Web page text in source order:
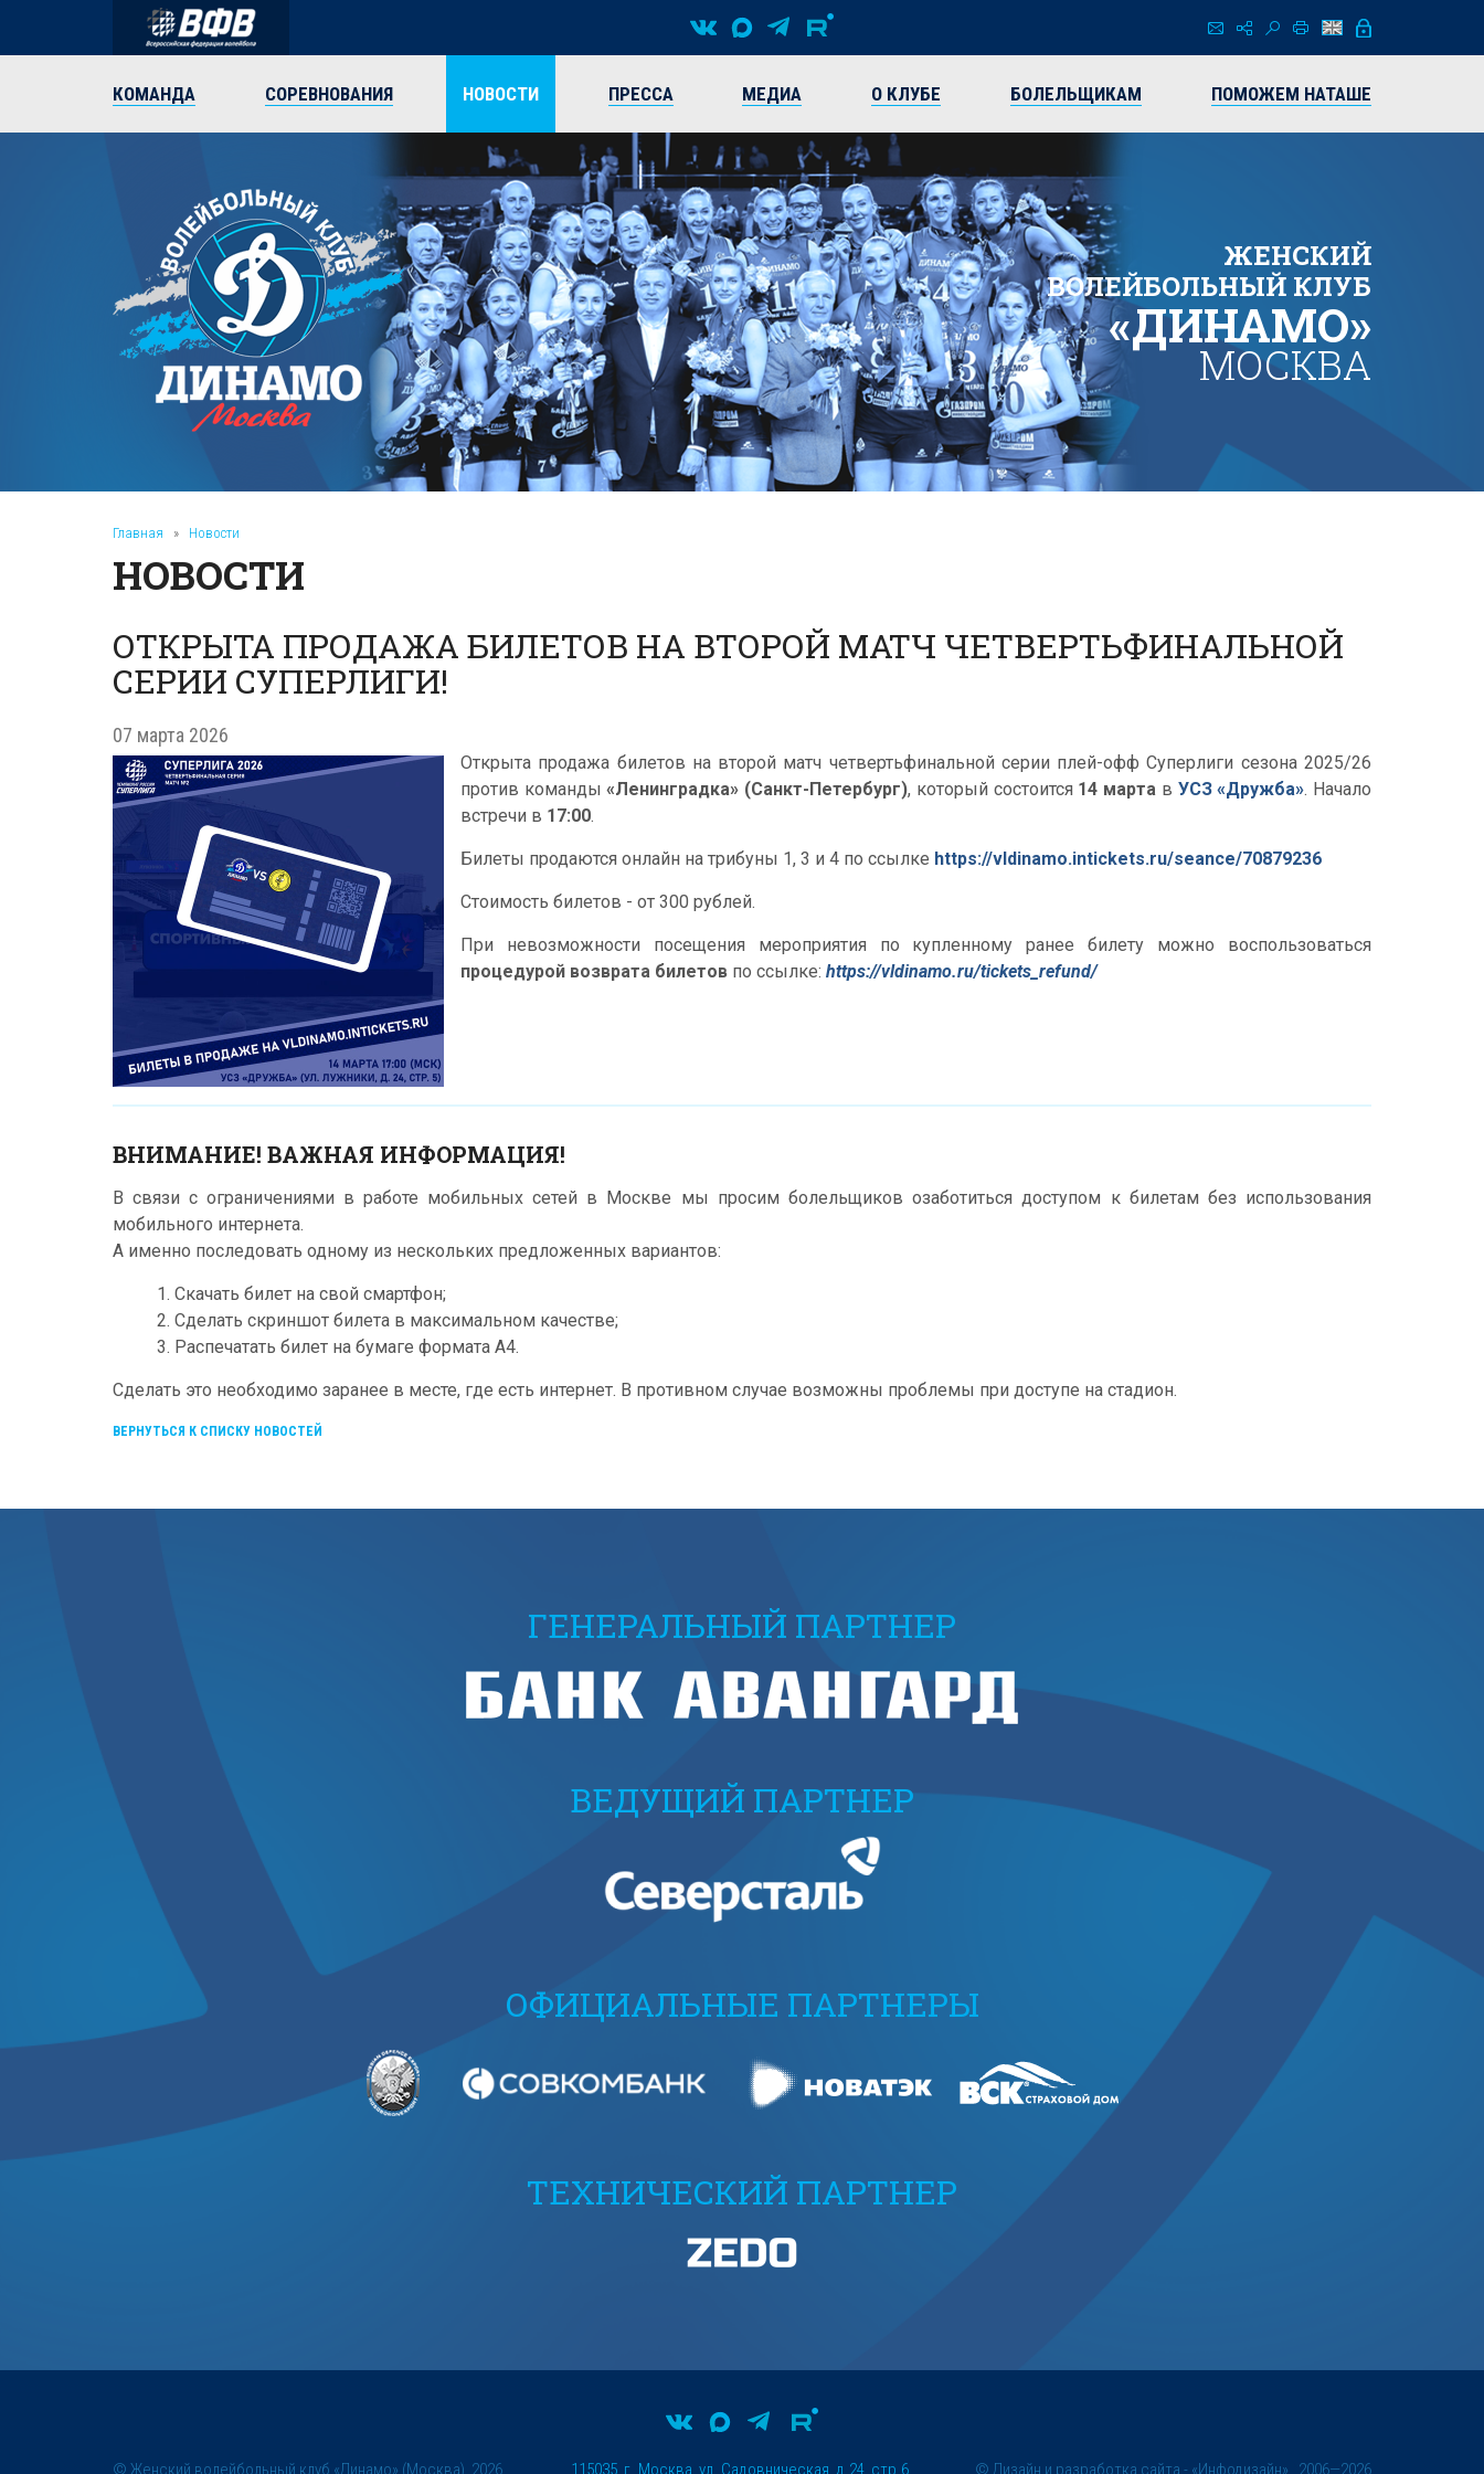
КОМАНДА СОРЕВНОВАНИЯ НОВОСТИ ПРЕССА МЕДИА О КЛУБЕ БОЛЕЛЬЩИКАМ ПОМОЖЕМ НАТАШЕ
ЖЕНСКИЙ
ВОЛЕЙБОЛЬНЫЙ КЛУБ
«ДИНАМО»
МОСКВА
Главная » Новости
НОВОСТИ
ОТКРЫТА ПРОДАЖА БИЛЕТОВ НА ВТОРОЙ МАТЧ ЧЕТВЕРТЬФИНАЛЬНОЙ
СЕРИИ СУПЕРЛИГИ!
07 марта 2026
Открыта продажа билетов на второй матч четвертьфинальной серии плей-офф Суперлиги сезона 2025/26
против команды«Ленинградка» (Санкт-Петербург), который состоится 14 марта в УСЗ «Дружба». Начало
встречи в 17:00.
Билеты продаются онлайн на трибуны 1, 3 и 4 по ссылке https://vldinamo.intickets.ru/seance/70879236
Стоимость билетов - от 300 рублей.
При невозможности посещения мероприятия по купленному ранее билету можно воспользоваться
процедурой возврата билетов по ссылке: https://vldinamo.ru/tickets_refund/
ВНИМАНИЕ! ВАЖНАЯ ИНФОРМАЦИЯ!
В связи с ограничениями в работе мобильных сетей в Москве мы просим болельщиков озаботиться доступом к билетам без использования
мобильного интернета.
А именно последовать одному из нескольких предложенных вариантов:
1. Скачать билет на свой смартфон;
2. Сделать скриншот билета в максимальном качестве;
3. Распечатать билет на бумаге формата А4.
Сделать это необходимо заранее в месте, где есть интернет. В противном случае возможны проблемы при доступе на стадион.
ВЕРНУТЬСЯ К СПИСКУ НОВОСТЕЙ
ГЕНЕРАЛЬНЫЙ ПАРТНЕР
ВЕДУЩИЙ ПАРТНЕР
ОФИЦИАЛЬНЫЕ ПАРТНЕРЫ
ТЕХНИЧЕСКИЙ ПАРТНЕР
© Женский волейбольный клуб «Динамо» (Москва), 2026 115035, г. Москва, ул. Садовническая, д.24, стр.6. © Дизайн и разработка сайта - «Инфодизайн» , 2006—2026